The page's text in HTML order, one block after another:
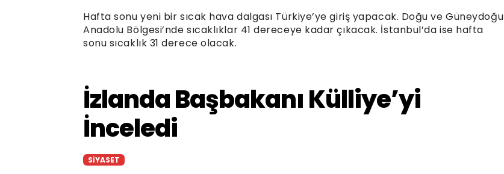
Hafta sonu yeni bir sıcak hava dalgası Türkiye’ye giriş yapacak. Doğu ve Güneydoğu
Anadolu Bölgesi’nde sıcaklıklar 41 dereceye kadar çıkacak. İstanbul’da ise hafta
sonu sıcaklık 31 derece olacak.